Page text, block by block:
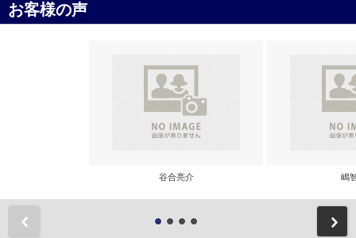
お客様の声
谷合亮介 嶋